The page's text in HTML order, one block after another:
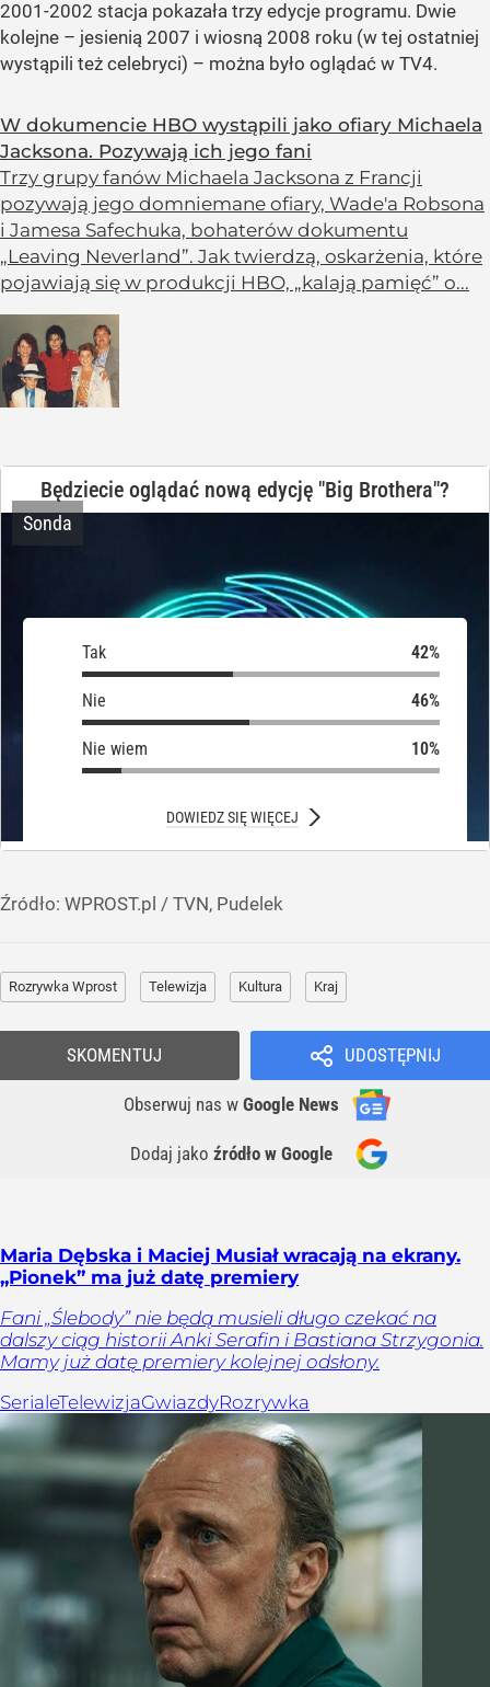
2001-2002 stacja pokazała trzy edycje programu. Dwie
kolejne – jesienią 2007 i wiosną 2008 roku (w tej ostatniej
wystąpili też celebryci) – można było oglądać w TV4.
W dokumencie HBO wystąpili jako ofiary Michaela
Jacksona. Pozywają ich jego fani
Trzy grupy fanów Michaela Jacksona z Francji
pozywają jego domniemane ofiary, Wade'a Robsona
i Jamesa Safechuka, bohaterów dokumentu
„Leaving Neverland”. Jak twierdzą, oskarżenia, które
pojawiają się w produkcji HBO, „kalają pamięć” o...
Tak
Nie
Będziecie oglądać nową edycję "Big Brothera"?
Sonda
Tak
Nie
Nie wiem
DOWIEDZ SIĘ WIĘCEJ
Źródło: WPROST.pl / TVN, Pudelek
Rozrywka Wprost Telewizja Kultura Kraj
UDOSTĘPNIJ
Obserwuj nas w Google News
Dodaj jako źródło w Google
SKOMENTUJ
Maria Dębska i Maciej Musiał wracają na ekrany.
„Pionek” ma już datę premiery
Fani „Ślebody” nie będą musieli długo czekać na
dalszy ciąg historii Anki Serafin i Bastiana Strzygonia.
Mamy już datę premiery kolejnej odsłony.
SerialeTelewizjaGwiazdyRozrywka